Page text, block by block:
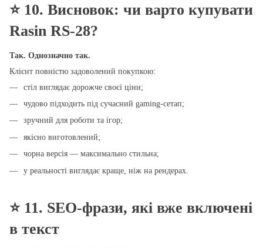
⭐ 10. Висновок: чи варто купувати
Rasin RS-28?
Так. Однозначно так.
Клієнт повністю задоволений покупкою:
стіл виглядає дорожче своєї ціни;
чудово підходить під сучасний gaming-сетап;
зручний для роботи та ігор;
якісно виготовлений;
чорна версія — максимально стильна;
у реальності виглядає краще, ніж на рендерах.
⭐ 11. SEO-фрази, які вже включені
в текст